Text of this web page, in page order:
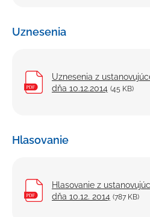
Výbory mestských častí
Mestský úrad
Všeobecne záväzné
Uznesenia
Uznesenia z
dňa 10.12.2014 (45 KB)
Hlasovanie
Hlasovanie z
dňa 10.12. 2014 (787 KB)